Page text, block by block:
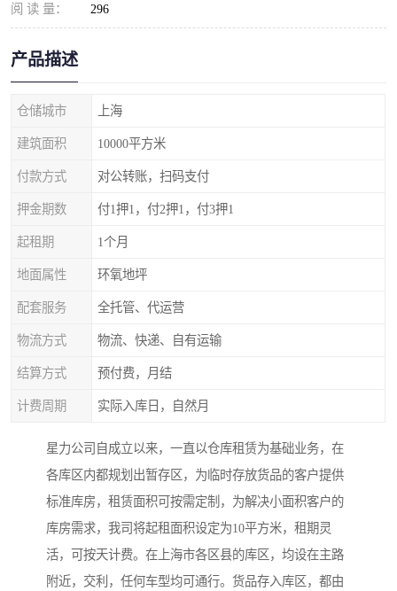
阅 读 量： 296
产品描述
仓储城市 上海
建筑面积 10000平方米
付款方式 对公转账，扫码支付
押金期数 付1押1，付2押1，付3押1
起租期 1个月
地面属性 环氧地坪
配套服务 全托管、代运营
物流方式 物流、快递、自有运输
结算方式 预付费，月结
计费周期 实际入库日，自然月
星力公司自成立以来，一直以仓库租赁为基础业务，在
各库区内都规划出暂存区，为临时存放货品的客户提供
标准库房，租赁面积可按需定制，为解决小面积客户的
库房需求，我司将起租面积设定为10平方米，租期灵
活，可按天计费。在上海市各区县的库区，均设在主路
附近，交利，任何车型均可通行。货品存入库区，都由